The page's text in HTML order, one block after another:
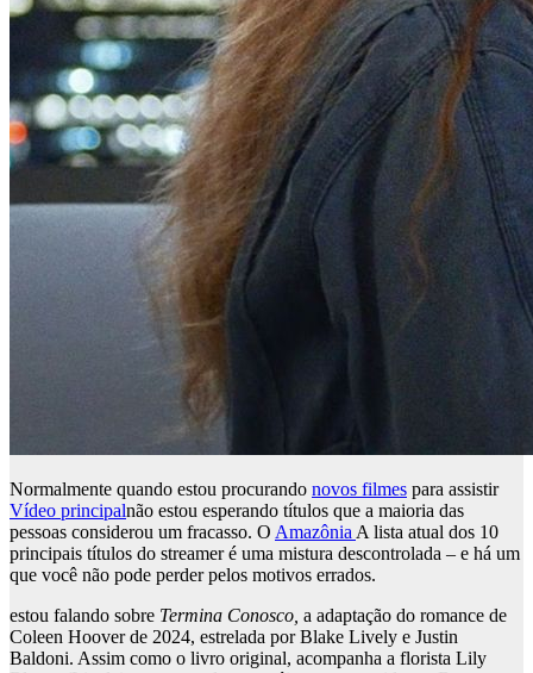
Normalmente quando estou procurando novos filmes para assistir
Vídeo principalnão estou esperando títulos que a maioria das
pessoas considerou um fracasso. O AmazôniaA lista atual dos 10
principais títulos do streamer é uma mistura descontrolada – e há um
que você não pode perder pelos motivos errados.
estou falando sobre Termina Conosco, a adaptação do romance de
Coleen Hoover de 2024, estrelada por Blake Lively e Justin
Baldoni. Assim como o livro original, acompanha a florista Lily